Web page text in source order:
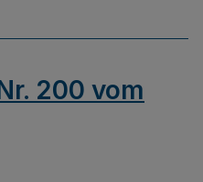
200 vom